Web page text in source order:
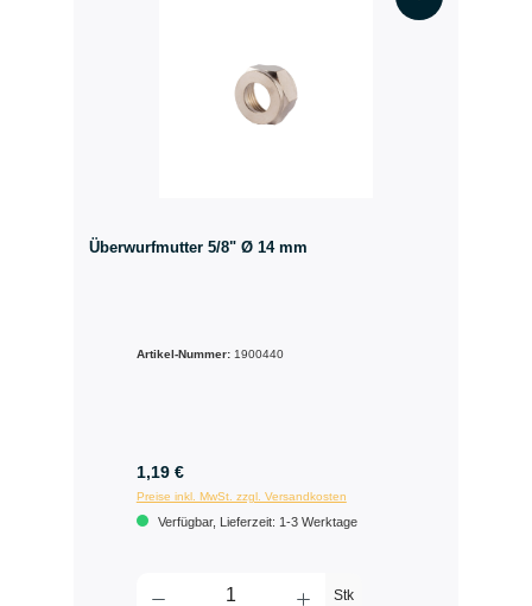
Überwurfmutter 5/8" Ø 14 mm
Artikel-Nummer: 1900440
1,19 €
Preise inkl. MwSt. zzgl. Versandkosten
Verfügbar, Lieferzeit: 1-3 Werktage
Stk